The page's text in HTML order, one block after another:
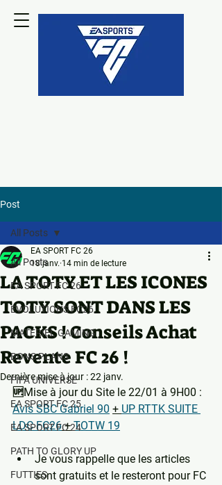
Post
All Posts
EA SPORT FC 26
EVOLUTIONS FC26
MATERIEL GAMING
BONS PLANS
FIFA UNIVERSE
EA SPORT FC 25
EA SPORT FC 24
PATH TO GLORY UP
FUTTIES
All Posts
LA TOTY ET LES ICONES
TOTY SONT DANS LES
PACKS ! Conseils Achat
Revente FC 26 !
EA SPORT FC 26
18 janv. 14 min de lecture
Dernière mise à jour :22 janv.
🆙Mise à jour du Site le 22/01 à 9H00 :
Avis SBC Gabriel 90 + UP RTTK SUITE
LDC FC26 + TOTW 19
Je vous rappelle que les articles
sont gratuits et le resteront pour FC